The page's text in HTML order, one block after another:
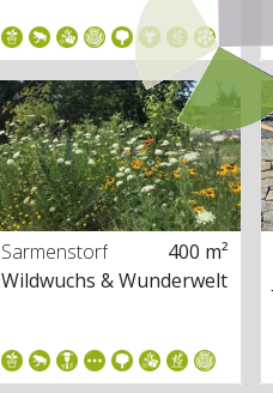
Sarmenstorf
400 m²
Wildwuchs & Wunderwelt